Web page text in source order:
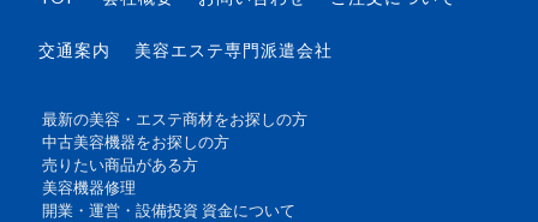
交通案内 美容エステ専門派遣会社
最新の美容・エステ商材をお探しの方
中古美容機器をお探しの方
売りたい商品がある方
美容機器修理
開業・運営・設備投資 資金について